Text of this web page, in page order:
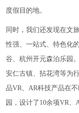
度假目的地。
同时，我们还发现在文
性强、一站式、特色化
谷、杭州开元森泊乐园
安仁古镇、拈花湾等为
品VR、AR科技产品在
园，设计了10余项VR、